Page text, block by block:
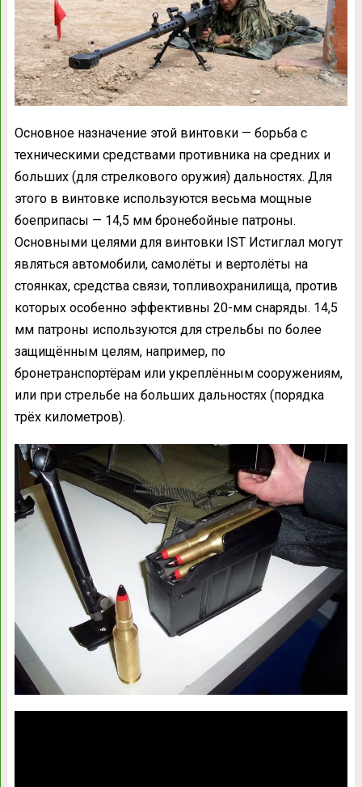
Основное назначение этой винтовки — борьба с
техническими средствами противника на средних и
больших (для стрелкового оружия) дальностях. Для
этого в винтовке используются весьма мощные
боеприпасы — 14,5 мм бронебойные патроны.
Основными целями для винтовки IST Истиглал могут
являться автомобили, самолёты и вертолёты на
стоянках, средства связи, топливохранилища, против
которых особенно эффективны 20-мм снаряды. 14,5
мм патроны используются для стрельбы по более
защищённым целям, например, по
бронетранспортёрам или укреплённым сооружениям,
или при стрельбе на больших дальностях (порядка
трёх километров).